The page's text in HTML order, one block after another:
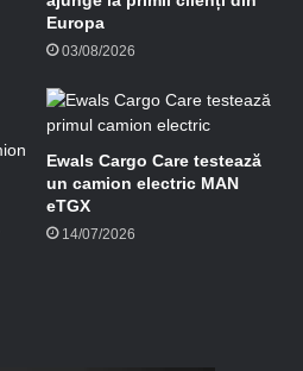
Europa
03/08/2026
Ewals Cargo Care testează
un camion electric MAN
eTGX
14/07/2026